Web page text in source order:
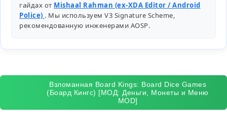
гайдах от Mishaal Rahman (ex-XDA Editor / Android
Police) . Мы используем V3 Signature Scheme,
рекомендованную инженерами AOSP.
Взломанная Board Kings: Board Dice Games
(Боард Кингс) [МОД: Деньги, Монеты и Меню
MOD]